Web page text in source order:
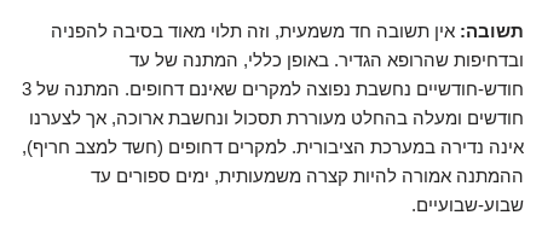
תשובה: אין תשובה חד משמעית, וזה תלוי מאוד בסיבה להפניה
ובדחיפות שהרופא הגדיר. באופן כללי, המתנה של עד
חודש-חודשיים נחשבת נפוצה למקרים שאינם דחופים. המתנה של 3
חודשים ומעלה בהחלט מעוררת תסכול ונחשבת ארוכה, אך לצערנו
אינה נדירה במערכת הציבורית. למקרים דחופים (חשד למצב חריף),
ההמתנה אמורה להיות קצרה משמעותית, ימים ספורים עד
שבוע-שבועיים.